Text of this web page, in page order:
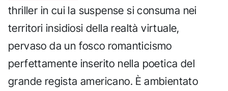
thriller in cui la suspense si consuma nei
territori insidiosi della realtà virtuale,
pervaso da un fosco romanticismo
perfettamente inserito nella poetica del
grande regista americano. È ambientato